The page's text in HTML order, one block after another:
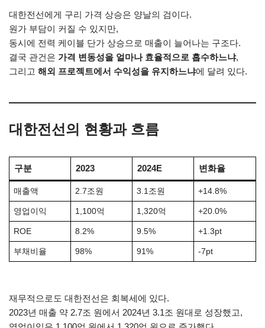
대한전선에게 구리 가격 상승은 양날의 검이다.
원가 부담이 커질 수 있지만,
동시에 전력 케이블 단가 상승으로 매출이 늘어나는 구조다.
결국 관건은 가격 변동성을 얼마나 효율적으로 흡수하느냐,
그리고 해외 프로젝트에서 수익성을 유지하느냐에 달려 있다.
대한전선의 현황과 흐름
구분 2023 2024E 변화율
매출액 2.7조원 3.1조원 +14.8%
영업이익 1,100억 1,320억 +20.0%
ROE 8.2% 9.5% +1.3pt
부채비율 98% 91% -7pt
재무적으로도 대한전선은 회복세에 있다.
2023년 매출 약 2.7조 원에서 2024년 3.1조 원대로 성장했고,